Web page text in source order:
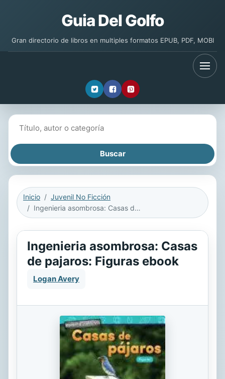
Guia Del Golfo
Gran directorio de libros en multiples formatos EPUB, PDF, MOBI
Inicio
Juvenil No Ficción
Ingenieria asombrosa: Casas de pajaros: Figuras ebook
Ingenieria asombrosa: Casas
de pajaros: Figuras ebook
Logan Avery